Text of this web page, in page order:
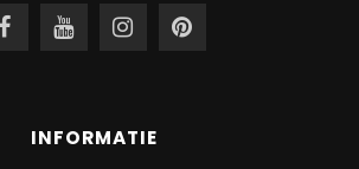
INFORMATIE